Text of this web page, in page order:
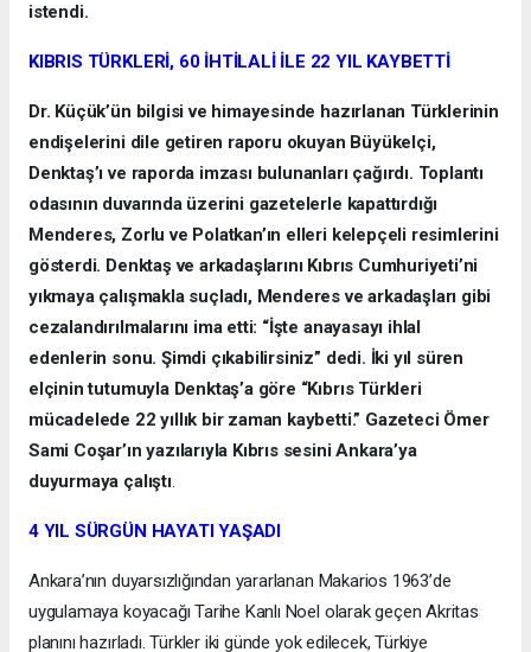
istendi.
KIBRIS TÜRKLERİ, 60 İHTİLALİ İLE 22 YIL KAYBETTİ
Dr. Küçük’ün bilgisi ve himayesinde hazırlanan Türklerinin
endişelerini dile getiren raporu okuyan Büyükelçi,
Denktaş’ı ve raporda imzası bulunanları çağırdı. Toplantı
odasının duvarında üzerini gazetelerle kapattırdığı
Menderes, Zorlu ve Polatkan’ın elleri kelepçeli resimlerini
gösterdi. Denktaş ve arkadaşlarını Kıbrıs Cumhuriyeti’ni
yıkmaya çalışmakla suçladı, Menderes ve arkadaşları gibi
cezalandırılmalarını ima etti: “İşte anayasayı ihlal
edenlerin sonu. Şimdi çıkabilirsiniz” dedi. İki yıl süren
elçinin tutumuyla Denktaş’a göre “Kıbrıs Türkleri
mücadelede 22 yıllık bir zaman kaybetti.” Gazeteci Ömer
Sami Coşar’ın yazılarıyla Kıbrıs sesini Ankara’ya
duyurmaya çalıştı.
4 YIL SÜRGÜN HAYATI YAŞADI
Ankara’nın duyarsızlığından yararlanan Makarios 1963’de
uygulamaya koyacağı Tarihe Kanlı Noel olarak geçen Akritas
planını hazırladı. Türkler iki günde yok edilecek, Türkiye